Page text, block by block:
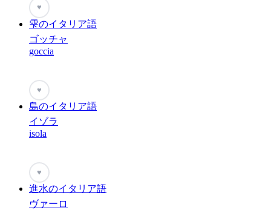
♥
雫のイタリア語
ゴッチャ
goccia
♥
島のイタリア語
イゾラ
isola
♥
進水のイタリア語
ヴァーロ